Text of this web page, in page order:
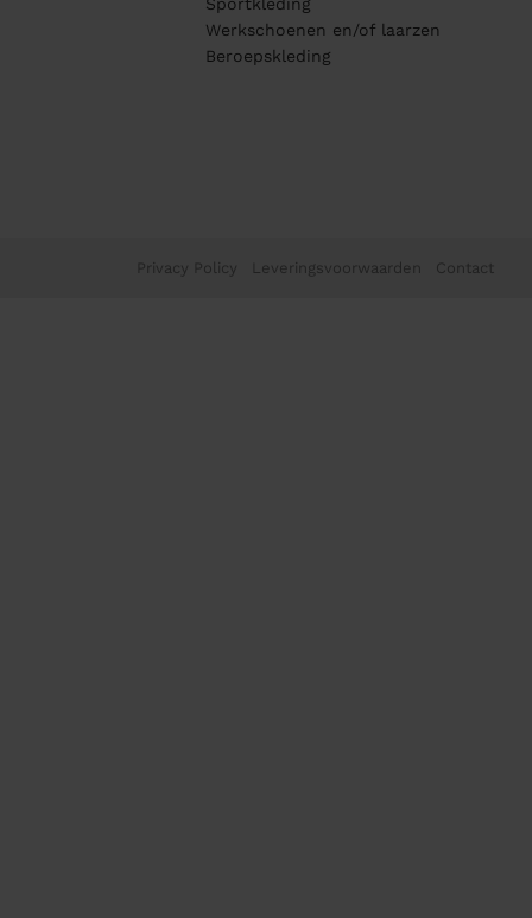
Sportkleding
Werkschoenen en/of laarzen
Beroepskleding
Privacy Policy Leveringsvoorwaarden Contact